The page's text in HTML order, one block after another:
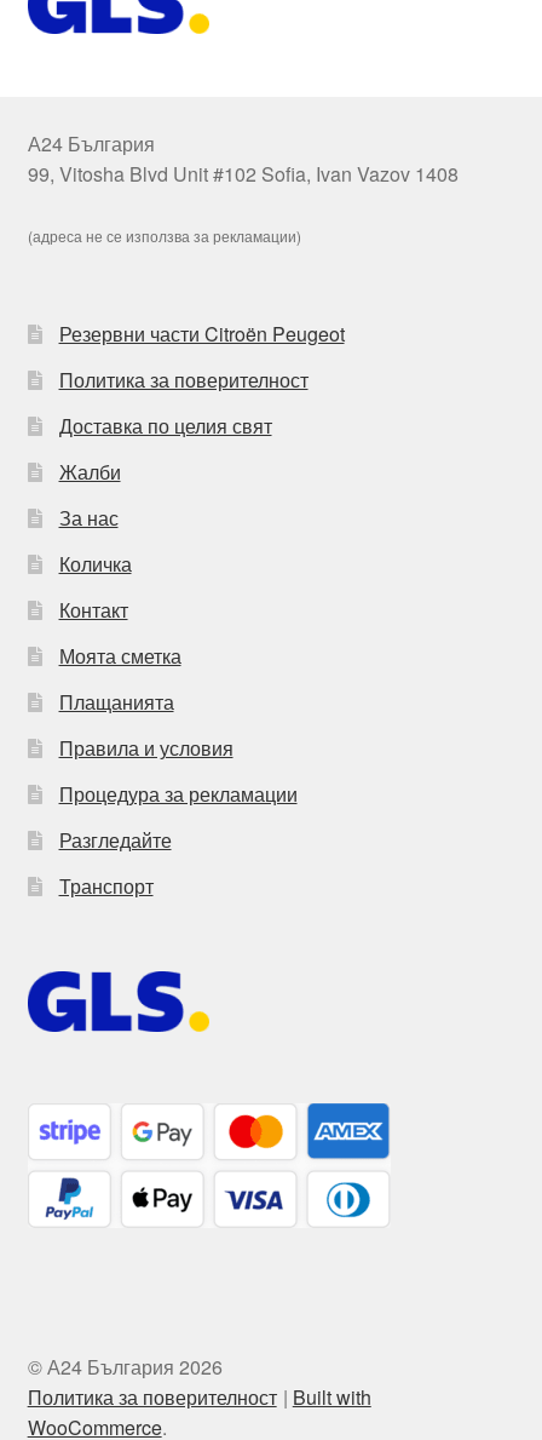
А24 България
99, Vitosha Blvd Unit #102 Sofia, Ivan Vazov 1408
(адреса не се използва за рекламации)
Резервни части Citroën Peugeot
Политика за поверителност
Доставка по целия свят
Жалби
За нас
Количка
Контакт
Моята сметка
Плащанията
Правила и условия
Процедура за рекламации
Разгледайте
Транспорт
© А24 България 2026
Политика за поверителност
Built with
WooCommerce.